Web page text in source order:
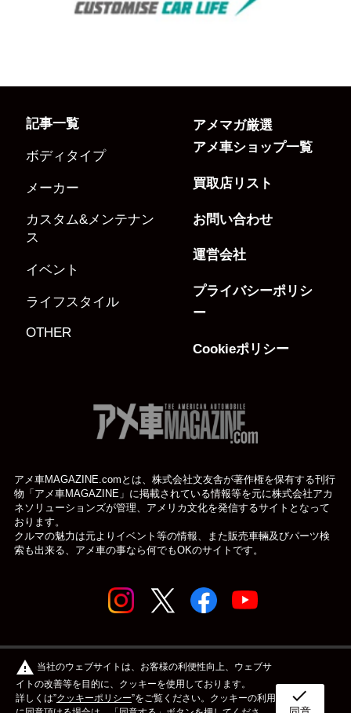
記事一覧
ボディタイプ
メーカー
カスタム&メンテナン
ス
イベント
ライフスタイル
OTHER
アメマガ厳選
アメ車ショップ一覧
買取店リスト
お問い合わせ
運営会社
プライバシーポリシ
ー
Cookieポリシー
アメ車MAGAZINE.comとは、株式会社文友舎が著作権を保有する刊行
物「アメ車MAGAZINE」に掲載されている情報等を元に株式会社アカ
ネソリューションズが管理、アメリカ文化を発信するサイトとなって
おります。
クルマの魅力は元よりイベント等の情報、また販売車輛及びパーツ検
索も出来る、アメ車の事なら何でもOKのサイトです。
© アメ車のWEBマガジン アメ車マガジン公式WEBサイト
ボディタイプ メーカー カスタム&メンテナンス
warning 当社のウェブサイトは、お客様の利便性向上、ウェブサ
イトの改善等を目的に、クッキーを使用しております。
詳しくは”クッキーポリシー”をご覧ください。クッキーの利用
check